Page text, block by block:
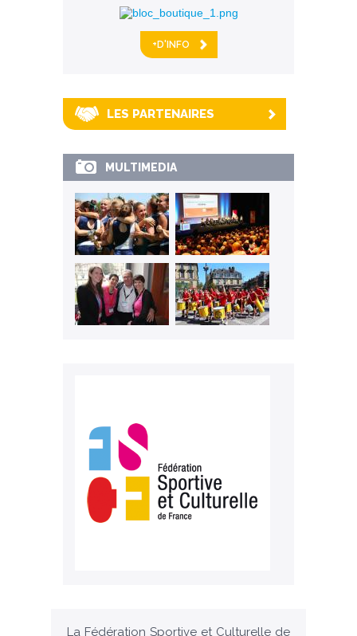
+D'INFO
LES PARTENAIRES
MULTIMEDIA
La Fédération Sportive et Culturelle de